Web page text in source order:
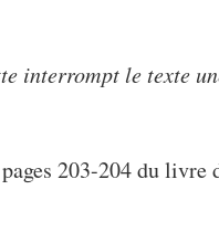
interrompt le texte
203-204 du